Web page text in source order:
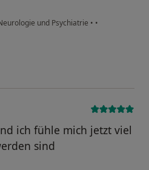
und Psychiatrie • •
ich fühle mich jetzt viel
sind